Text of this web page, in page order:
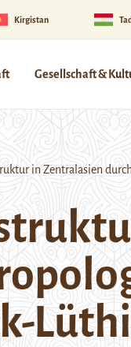
Kirgistan
Gesellschaft &
in Zentralasien
Lüthi